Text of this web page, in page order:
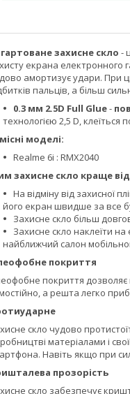
захисне скло -
екрана електронного
амортизує удари. При
пальців, а більш
0.3 мм 2.5D Full Glue-
технологією 2,5 D,
моделі:
Realme 6i : RMX2040
захисне скло краще від
На відміну від захисної
його екран швидше за все
Захисне скло більш
Захисне скло наклеїти на
найближчий салон
покриття
покриття дозволяє
а решта легко
скло чудово
матеріалами і
Навіть якщо при
прозорість
скло забезпечує